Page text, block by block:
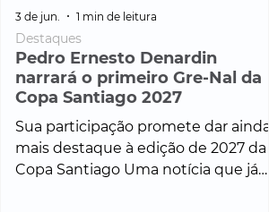
Pedro Ernesto Denardin
narrará o primeiro Gre-Nal da
Copa Santiago 2027
Sua participação promete dar ainda
mais destaque à edição de 2027 da
Copa Santiago Uma notícia que já
Destaques
3 de jun. 1 min de leitura